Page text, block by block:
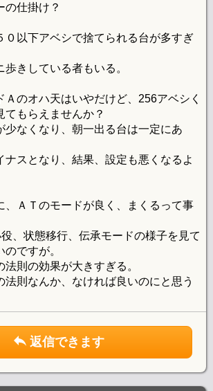
の仕掛け？
０以下アベシで捨てられる台が多すぎ
歩きしている者もいる。
Ａのオハ天はいやだけど、256アベシく
てもらえませんか？
少なくなり、朝一出る台は一定にあ
ナスとなり、結果、設定も悪くなるよ
、ＡＴのモードが良く、まくるって事
、状態移行、伝承モードの様子を見て
ですが。
法則の効果が大きすぎる。
法則なんか、なければ良いのにと思う
返信できます